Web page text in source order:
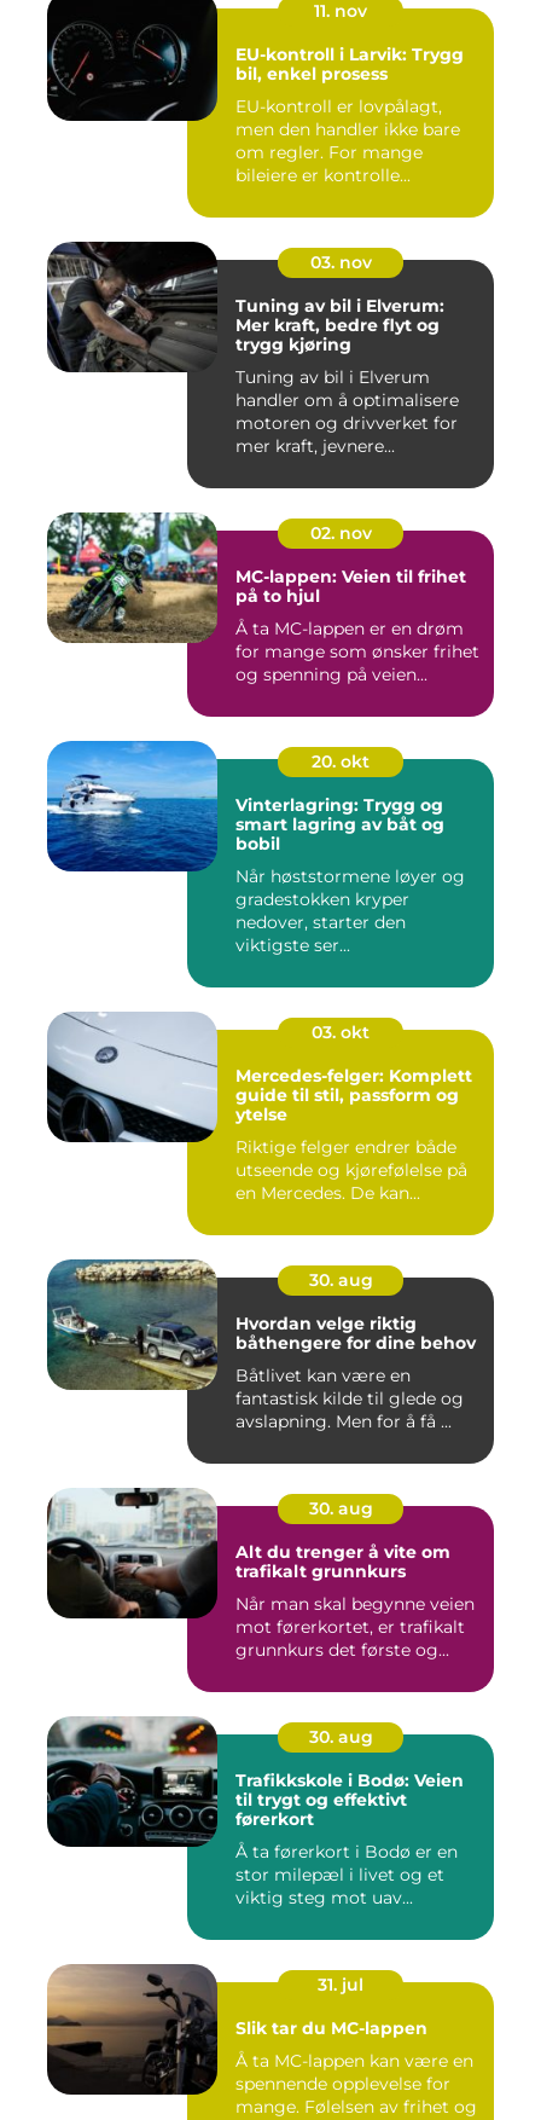
11. nov
EU-kontroll i Larvik: Trygg
bil, enkel prosess
EU-kontroll er lovpålagt,
men den handler ikke bare
om regler. For mange
bileiere er kontrolle...
03. nov
Tuning av bil i Elverum:
Mer kraft, bedre flyt og
trygg kjøring
Tuning av bil i Elverum
handler om å optimalisere
motoren og drivverket for
mer kraft, jevnere...
02. nov
MC-lappen: Veien til frihet
på to hjul
Å ta MC-lappen er en drøm
for mange som ønsker frihet
og spenning på veien...
20. okt
Vinterlagring: Trygg og
smart lagring av båt og
bobil
Når høststormene løyer og
gradestokken kryper
nedover, starter den
viktigste ser...
03. okt
Mercedes-felger: Komplett
guide til stil, passform og
ytelse
Riktige felger endrer både
utseende og kjørefølelse på
en Mercedes. De kan...
30. aug
Hvordan velge riktig
båthengere for dine behov
Båtlivet kan være en
fantastisk kilde til glede og
avslapning. Men for å få ...
30. aug
Alt du trenger å vite om
trafikalt grunnkurs
Når man skal begynne veien
mot førerkortet, er trafikalt
grunnkurs det første og...
30. aug
Trafikkskole i Bodø: Veien
til trygt og effektivt
førerkort
Å ta førerkort i Bodø er en
stor milepæl i livet og et
viktig steg mot uav...
31. jul
Slik tar du MC-lappen
Å ta MC-lappen kan være en
spennende opplevelse for
mange. Følelsen av frihet og